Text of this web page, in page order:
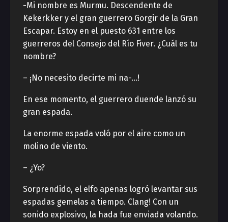
-Mi nombre es Murmu. Descendente de
Kekerkker y el gran guerrero Gorgir de la Gran
Escapar. Estoy en el puesto 631 entre los
guerreros del Consejo del Río Fiver. ¿Cuál es tu
nombre?
– ¡No necesito decirte mi na-…!
En ese momento, el guerrero duende lanzó su
gran espada.
La enorme espada voló por el aire como un
molino de viento.
– ¿Yo?
Sorprendido, el elfo apenas logró levantar sus
espadas gemelas a tiempo. Clang! Con un
sonido explosivo, la hada fue enviada volando.